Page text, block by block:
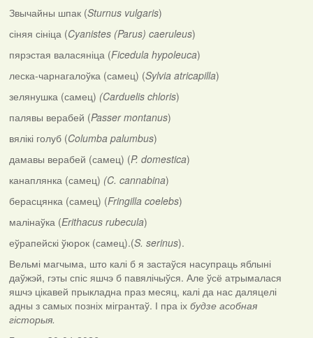
Звычайны шпак (Sturnus vulgaris)
сіняя сініца (Cyanistes (Parus) caeruleus)
пярэстая валасяніца (Ficedula hypoleuca)
леска-чарнагалоўка (самец) (Sylvia atricapilla)
зелянушка (самец) (Carduelis chloris)
палявы верабей (Passer montanus)
вялікі голуб (Columba palumbus)
дамавы верабей (самец) (P. domestica)
канаплянка (самец) (C. cannabina)
берасцянка (самец) (Fringilla coelebs)
малінаўка (Erithacus rubecula)
еўрапейскі ўюрок (самец).(S. serinus).
Вельмі магчыма, што калі б я застаўся насупраць яблыні
даўжэй, гэты спіс яшчэ б павялічыўся. Але ўсё атрымалася
яшчэ цікавей прыкладна праз месяц, калі да нас даляцелі
адны з самых позніх мігрантаў. І пра іх будзе асобная
гісторыя.